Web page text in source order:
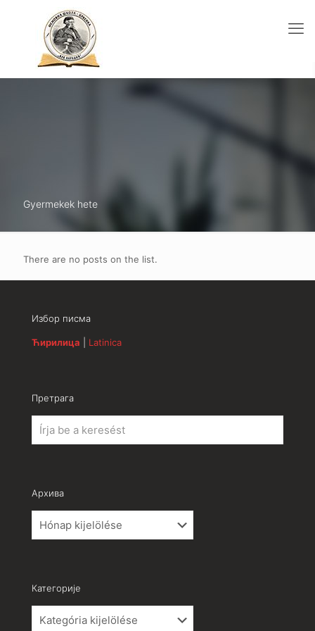
Gyermekek hete
There are no posts on the list.
Избор писма
Ћирилица Latinica
Претрага
Архива
Категорије